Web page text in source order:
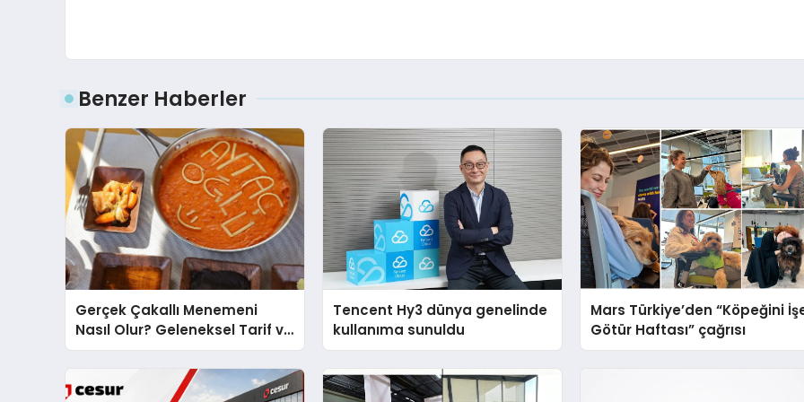
Benzer Haberler
Gerçek Çakallı Menemeni
Nasıl Olur? Geleneksel Tarif ve
Sunum
Tencent Hy3 dünya genelinde
kullanıma sunuldu
Mars Türkiye’den “Köpeğini
Götür Haftası” çağrısı